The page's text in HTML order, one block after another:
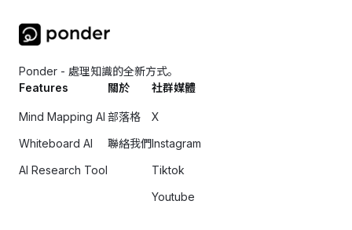
Ponder - 處理知識的全新方式。
Features
Mind Mapping AI
Whiteboard AI
AI Research Tool
關於
部落格
聯絡我們
社群媒體
X
Instagram
Tiktok
Youtube